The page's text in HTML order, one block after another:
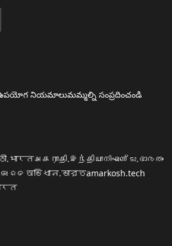
నియమాలుమమ్మల్ని సంప్రదించండి
அகராதி.இந்தியாനിഘണ്ടു.ഭാരതം
অভিধান.ভারতamarkosh.tech